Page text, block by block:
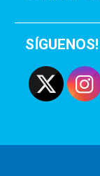
SÍGUENOS!